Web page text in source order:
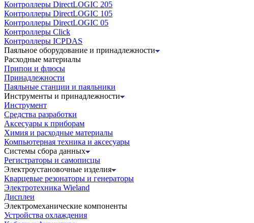
Контроллеры DirectLOGIC 205
Контроллеры DirectLOGIC 105
Контроллеры DirectLOGIC 05
Контроллеры Click
Контроллеры ICPDAS
Паяльное оборудование и принадлежности
Расходные материалы
Припои и флюсы
Принадлежности
Паяльные станции и паяльники
Инструменты и принадлежности
Инструмент
Средства разработки
Аксесуары к приборам
Химия и расходные материалы
Компьютерная техника и аксесуары
Системы сбора данных
Регистраторы и самописцы
Электроустановочные изделия
Кварцевые резонаторы и генераторы
Электротехника Wieland
Дисплеи
Электромеханические компоненты
Устройства охлаждения